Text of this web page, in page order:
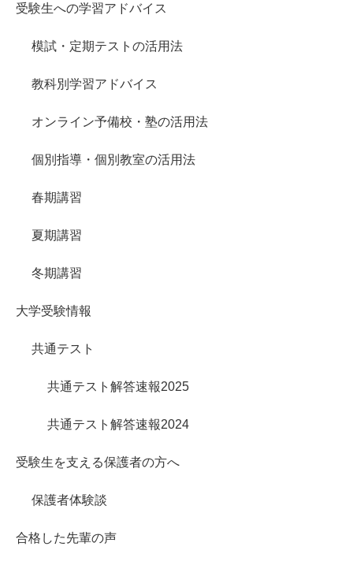
受験生への学習アドバイス
模試・定期テストの活用法
教科別学習アドバイス
オンライン予備校・塾の活用法
個別指導・個別教室の活用法
春期講習
夏期講習
冬期講習
大学受験情報
共通テスト
共通テスト解答速報2025
共通テスト解答速報2024
受験生を支える保護者の方へ
保護者体験談
合格した先輩の声